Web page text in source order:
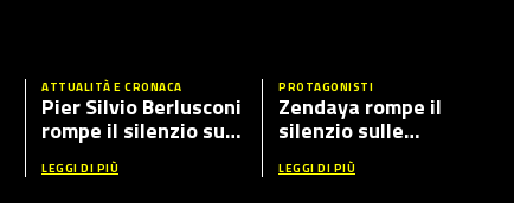
ATTUALITÀ E CRONACA
Pier Silvio Berlusconi
rompe il silenzio sul
caso Fabrizio Corona
LEGGI DI PIÙ
PROTAGONISTI
Zendaya rompe il
silenzio sulle
presunte nozze con
Tom Holland: cosa ha
LEGGI DI PIÙ